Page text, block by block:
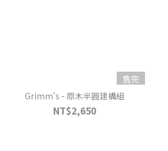
售完
Grimm's - 原木半圓建構組
NT$2,650